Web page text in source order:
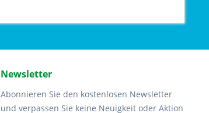
Newsletter
Abonnieren Sie den kostenlosen Newsletter
und verpassen Sie keine Neuigkeit oder Aktion